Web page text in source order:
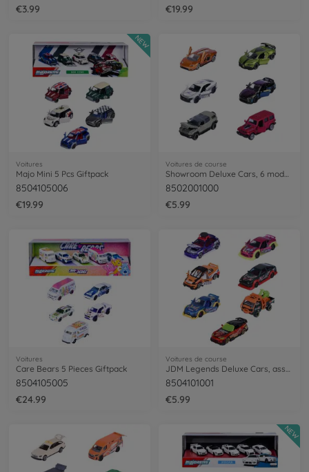
€3.99
€19.99
Voitures
Majo Mini 5 Pcs Giftpack
8504105006
€19.99
NEW
Voitures de course
8502001000
€5.99
Voitures
Care Bears 5 Pieces Giftpack
8504105005
€24.99
Voitures de course
JDM Legends Deluxe Cars, assortiment de 6 modèles
8504101001
€5.99
NEW